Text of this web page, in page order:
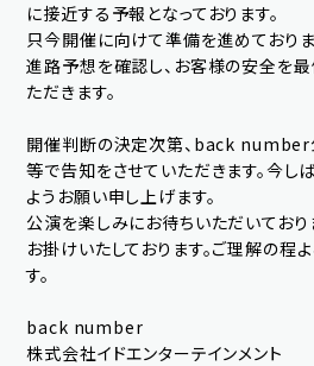
disc
video
に接近する予報となっております。
只今開催に向けて準備を進めており
進路予想を確認し、お客様の安全を
ただきます。
開催判断の決定次第、back number
等で告知をさせていただきます。今し
ようお願い申し上げます。
公演を楽しみにお待ちいただいてお
お掛けいたしております。ご理解の程
す。
back number
株式会社イドエンターテインメント